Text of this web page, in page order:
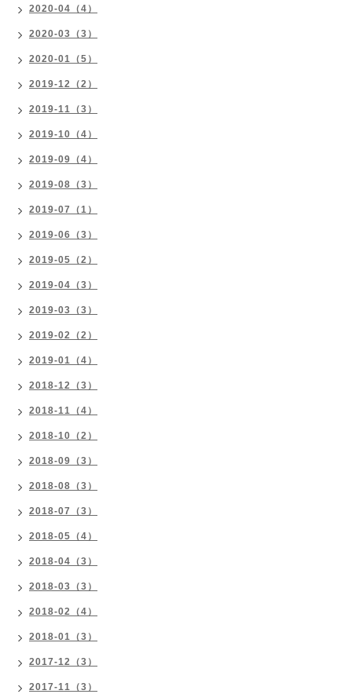
2020-04（4）
2020-03（3）
2020-01（5）
2019-12（2）
2019-11（3）
2019-10（4）
2019-09（4）
2019-08（3）
2019-07（1）
2019-06（3）
2019-05（2）
2019-04（3）
2019-03（3）
2019-02（2）
2019-01（4）
2018-12（3）
2018-11（4）
2018-10（2）
2018-09（3）
2018-08（3）
2018-07（3）
2018-05（4）
2018-04（3）
2018-03（3）
2018-02（4）
2018-01（3）
2017-12（3）
2017-11（3）